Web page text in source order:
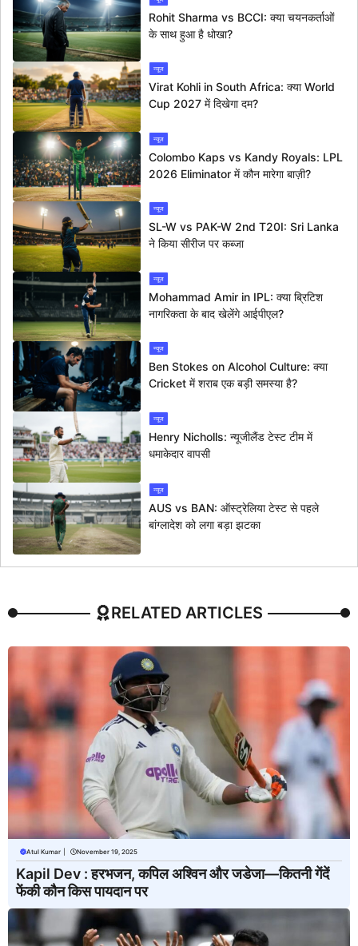
Rohit Sharma vs BCCI: क्या चयनकर्ताओं
के साथ हुआ है धोखा?
न्यूज
Virat Kohli in South Africa: क्या World
Cup 2027 में दिखेगा दम?
न्यूज
Colombo Kaps vs Kandy Royals: LPL
2026 Eliminator में कौन मारेगा बाज़ी?
न्यूज
SL-W vs PAK-W 2nd T20I: Sri Lanka
ने किया सीरीज पर कब्जा
न्यूज
Mohammad Amir in IPL: क्या ब्रिटिश
नागरिकता के बाद खेलेंगे आईपीएल?
न्यूज
Ben Stokes on Alcohol Culture: क्या
Cricket में शराब एक बड़ी समस्या है?
न्यूज
Henry Nicholls: न्यूजीलैंड टेस्ट टीम में
धमाकेदार वापसी
न्यूज
AUS vs BAN: ऑस्ट्रेलिया टेस्ट से पहले
बांग्लादेश को लगा बड़ा झटका
RELATED ARTICLES
Atul Kumar November 19, 2025
Kapil Dev : हरभजन, कपिल अश्विन और जडेजा—कितनी गेंदें
फेंकी कौन किस पायदान पर